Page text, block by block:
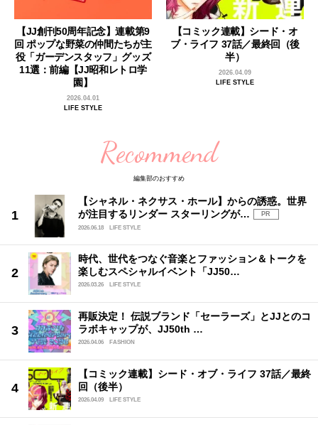
【JJ創刊50周年記念】連載第9
回 ポップな野菜の仲間たちが主
役「ガーデンスタッフ」グッズ
11選：前編【JJ昭和レトロ学
園】
2026.04.01
LIFE STYLE
【コミック連載】シード・オ
ブ・ライフ 37話／最終回（後
半）
2026.04.09
LIFE STYLE
Recommend
編集部のおすすめ
【シャネル・ネクサス・ホール】からの誘惑。世界
が注目するリンダー スターリングが…
PR
2026.06.18
LIFE STYLE
時代、世代をつなぐ音楽とファッション＆トークを
楽しむスペシャルイベント「JJ50…
2026.03.26 LIFE STYLE
再販決定！ 伝説ブランド「セーラーズ」とJJとのコ
ラボキャップが、JJ50th …
2026.04.06 FASHION
【コミック連載】シード・オブ・ライフ 37話／最終
回（後半）
2026.04.09 LIFE STYLE